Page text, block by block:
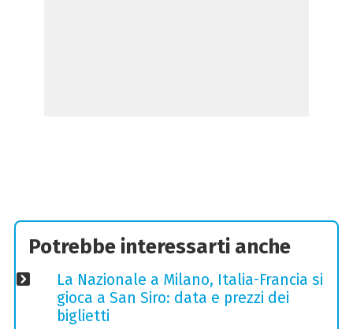
Potrebbe interessarti anche
La Nazionale a Milano, Italia-Francia si
gioca a San Siro: data e prezzi dei
biglietti